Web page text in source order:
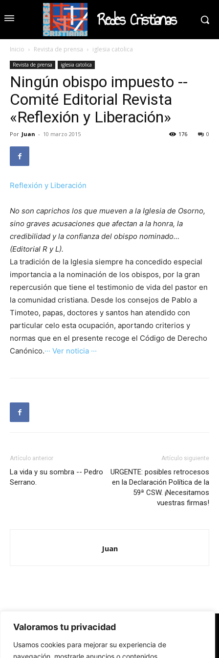
Valoramos tu privacidad
Usamos cookies para mejorar su experiencia de
navegación, mostrarle anuncios o contenidos
Redes Cristianas
Inicio Revista de prensa iglesia catolica
Revista de prensa iglesia catolica
Ningún obispo impuesto --
Comité Editorial Revista
«Reflexión y Liberación»
Por Juan - 10 marzo 2015 0
176
Reflexión y Liberación
No son caprichos los que mueven a la Iglesia de Osorno,
sino graves acusaciones que afectan a la honra, la
credibilidad y la confianza del obispo nominado…
(Editorial R y L).
La tradición de la Iglesia siempre ha concedido especial
importancia a la nominación de los obispos, por la gran
repercusión que tiene el testimonio de vida del pastor en
la comunidad cristiana. Desde los consejos de Pablo a
Timoteo, papas, doctores y santos han atendido con
particular celo esta ocupación, aportando criterios y
normas que en el presente recoge el Código de Derecho
Canónico.··· Ver noticia ···
Artículo anterior
La vida y su sombra -- Pedro
Serrano.
Artículo siguiente
URGENTE: posibles retrocesos
en la Declaración Política de la
59ª CSW. ¡Necesitamos
vuestras firmas!
Juan
Redes Cristianas
Una mirada alternativa sobre la Iglesia católica y la sociedad
- Colectivos de Redes Cristianas